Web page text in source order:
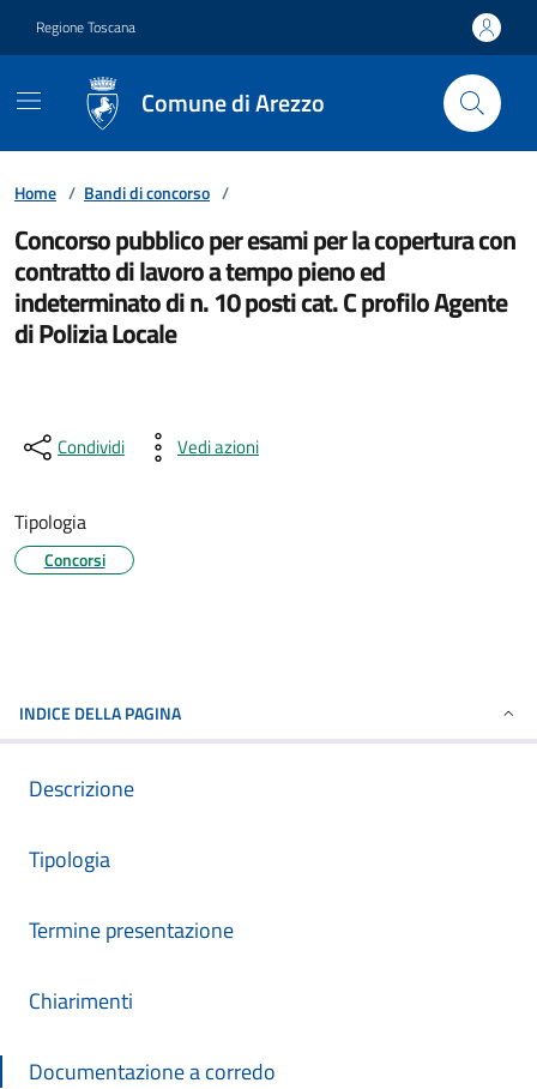
Regione Toscana
Comune di Arezzo
Home / Bandi di concorso /
Concorso pubblico per esami per la copertura con
contratto di lavoro a tempo pieno ed
indeterminato di n. 10 posti cat. C profilo Agente
di Polizia Locale
Condividi Vedi azioni
Tipologia
Concorsi
INDICE DELLA PAGINA
Descrizione
Tipologia
Termine presentazione
Chiarimenti
Documentazione a corredo